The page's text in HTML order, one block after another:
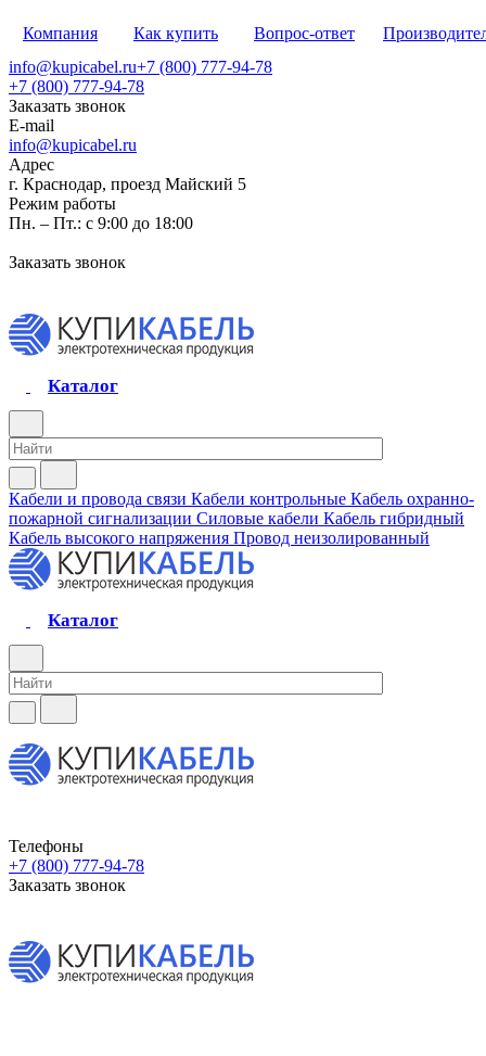
Компания Как купить Вопрос-ответ
info@kupicabel.ru+7 (800) 777-94-78
+7 (800) 777-94-78
Заказать звонок
E-mail
info@kupicabel.ru
Адрес
г. Краснодар, проезд Майский 5
Режим работы
Пн. – Пт.: с 9:00 до 18:00
Заказать звонок
Каталог
Кабели и провода связи Кабели контрольные Кабель охранно-
пожарной сигнализации Силовые кабели Кабель гибридный
Кабель высокого напряжения Провод неизолированный
Каталог
Телефоны
+7 (800) 777-94-78
Заказать звонок